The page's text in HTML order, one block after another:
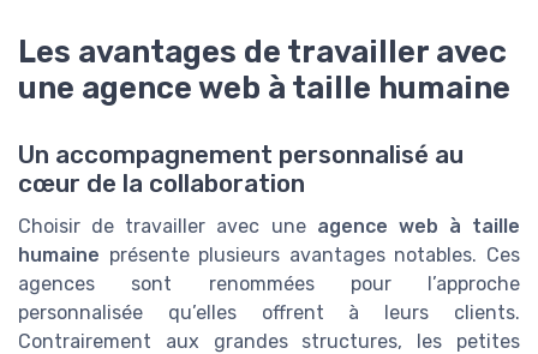
Les avantages de travailler avec
une agence web à taille humaine
Un accompagnement personnalisé au
cœur de la collaboration
Choisir de travailler avec une agence web à taille
humaine présente plusieurs avantages notables. Ces
agences sont renommées pour l’approche
personnalisée qu’elles offrent à leurs clients.
Contrairement aux grandes structures, les petites